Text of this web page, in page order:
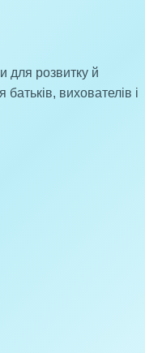
для розвитку й
вихователів і